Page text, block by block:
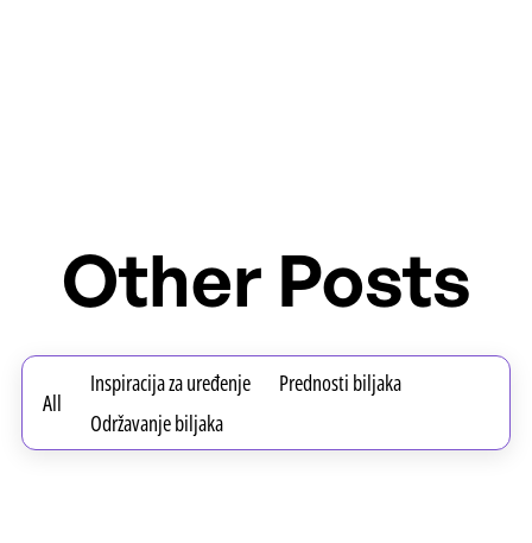
Other Posts
All
Inspiracija za uređenje
Prednosti biljaka
Održavanje biljaka